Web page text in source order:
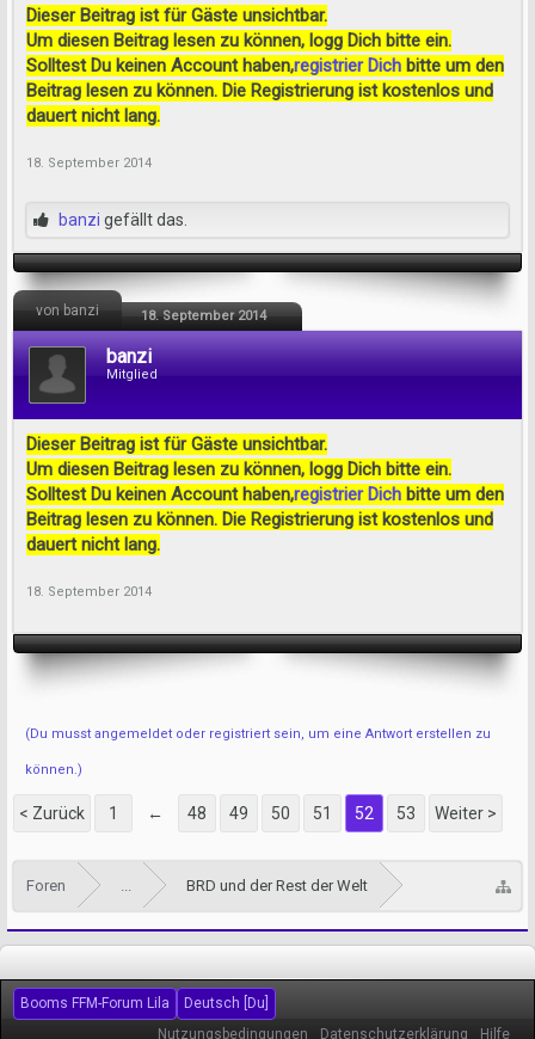
Dieser Beitrag ist für Gäste unsichtbar.
Um diesen Beitrag lesen zu können, logg Dich bitte ein.
Solltest Du keinen Account haben,registrier Dich bitte um den
Beitrag lesen zu können. Die Registrierung ist kostenlos und
dauert nicht lang.
18. September 2014
banzi gefällt das.
von banzi 18. September 2014
banzi
Mitglied
Dieser Beitrag ist für Gäste unsichtbar.
Um diesen Beitrag lesen zu können, logg Dich bitte ein.
Solltest Du keinen Account haben,registrier Dich bitte um den
Beitrag lesen zu können. Die Registrierung ist kostenlos und
dauert nicht lang.
18. September 2014
(Du musst angemeldet oder registriert sein, um eine Antwort erstellen zu
können.)
< Zurück 1 ← 48 49 50 51 52 53 Weiter >
Foren ... BRD und der Rest der Welt
Booms FFM-Forum Lila
Deutsch [Du]
Nutzungsbedingungen
Datenschutzerklärung Hilfe